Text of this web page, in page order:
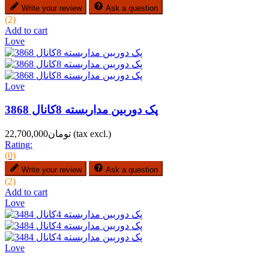
Write your review Ask a question
(2)
Add to cart
Love
Love
پک دوربین مداربسته 8کانال 3868
تومان22,700,000 (tax excl.)
Rating:
(0)
Write your review Ask a question
(2)
Add to cart
Love
Love